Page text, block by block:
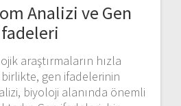
Analizi ve Gen
araştırmaların hızla
gen ifadelerinin
biyoloji alanında önemli